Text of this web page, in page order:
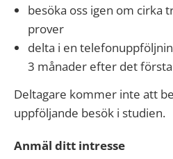
besöka oss igen om cirka
prover
delta i en
3 månader efter det
Deltagare kommer inte att
uppföljande besök i studien.
Anmäl ditt intresse